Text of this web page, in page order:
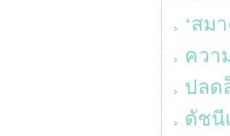
‘สม
ควา
ปลด
ดัชนี